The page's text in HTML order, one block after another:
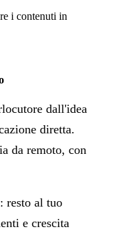
i contenuti in
dall'idea
diretta.
da remoto, con
resto al tuo
e crescita